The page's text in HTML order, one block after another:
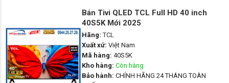
Bán Tivi QLED TCL Full HD 40 inch
40S5K Mới 2025
Hãng: TCL
Xuất xứ: Việt Nam
Mã hàng: 40S5K
Kho hàng: Còn hàng
Bảo hành: CHÍNH HÃNG 24 THÁNG TOÀN